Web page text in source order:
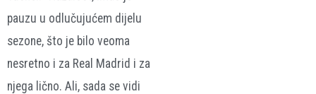
pauzu u odlučujućem dijelu
sezone, što je bilo veoma
nesretno i za Real Madrid i za
njega lično. Ali, sada se vidi